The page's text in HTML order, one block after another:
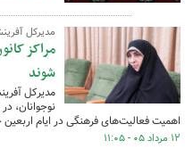
مدیرکل
مراکز
شوند
مدیرکل
نوجوانان،
اهمیت فعالیت‌های فرهنگی در ایام
۱۲ مرداد ۰۵ - ۱۱:۰۵